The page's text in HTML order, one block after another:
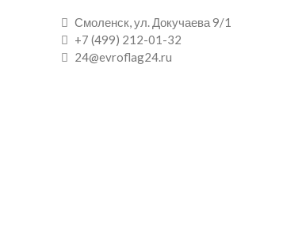
Смоленск, ул. Докучаева 9/1
+7 (499) 212-01-32
24@evroflag24.ru